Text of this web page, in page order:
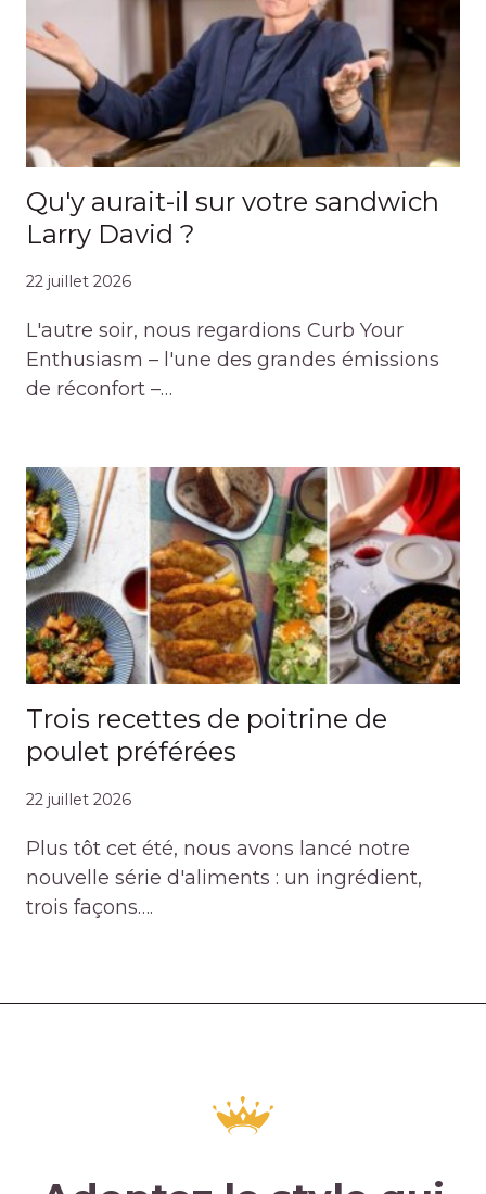
Qu'y aurait-il sur votre sandwich
Larry David ?
22 juillet 2026
L'autre soir, nous regardions Curb Your
Enthusiasm – l'une des grandes émissions
de réconfort –…
Trois recettes de poitrine de
poulet préférées
22 juillet 2026
Plus tôt cet été, nous avons lancé notre
nouvelle série d'aliments : un ingrédient,
trois façons….